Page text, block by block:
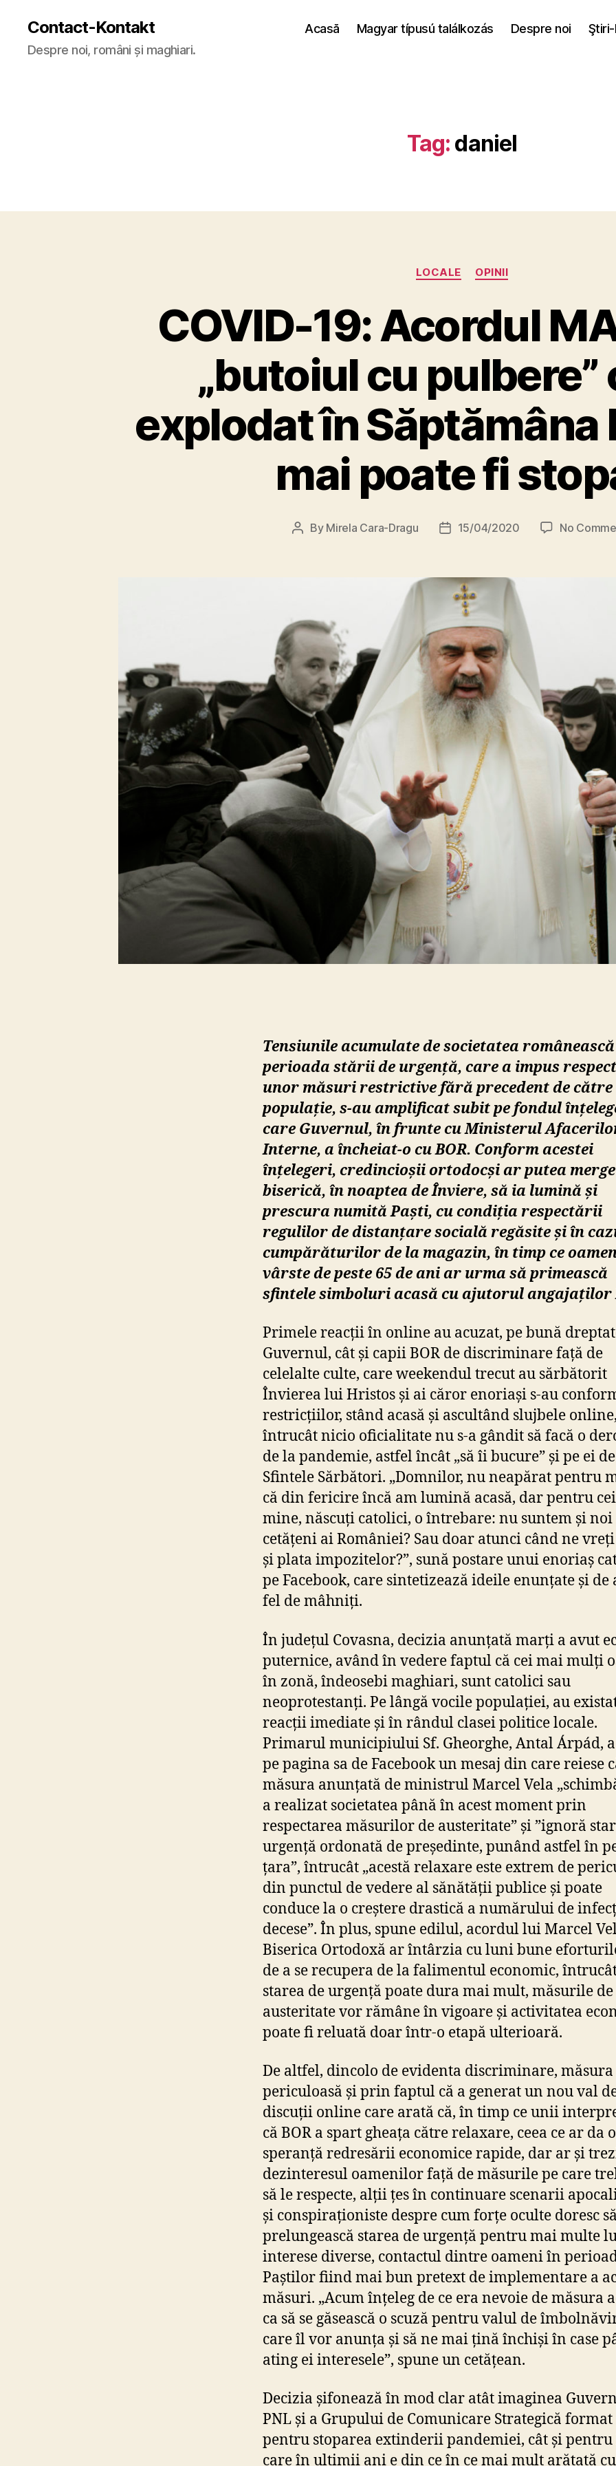
Contact-Kontakt
Despre noi, români și maghiari.
Acasă Magyar típusú találkozás Despre noi
Tag: daniel
Categories
LOCALE OPINII
COVID-19: Acordul
„butoiul cu pulbere”
explodat în Săptămâna
mai poate fi
Post
By Mirela Cara-Dragu
Post15/04/2020 No
Tensiunile acumulate de societatea
perioada stării de urgență, care a impus
unor măsuri restrictive fără precedent de către
populație, s-au amplificat subit pe fondul
care Guvernul, în frunte cu Ministerul
Interne, a încheiat-o cu BOR. Conform acestei
înțelegeri, credincioșii ortodocși ar putea
biserică, în noaptea de Înviere, să ia lumină și
prescura numită Paști, cu condiția respectării
regulilor de distanțare socială regăsite și în
cumpărăturilor de la magazin, în timp ce
vârste de peste 65 de ani ar urma să primească
sfintele simboluri acasă cu ajutorul angajaților
Primele reacții în online au acuzat, pe bună
Guvernul, cât și capii BOR de discriminare față de
celelalte culte, care weekendul trecut au sărbătorit
Învierea lui Hristos și ai căror enoriași s-au
restricțiilor, stând acasă și ascultând slujbele online,
întrucât nicio oficialitate nu s-a gândit să facă o
de la pandemie, astfel încât „să îi bucure” și pe ei de
Sfintele Sărbători. „Domnilor, nu neapărat pentru
că din fericire încă am lumină acasă, dar pentru
mine, născuți catolici, o întrebare: nu suntem și noi
cetățeni ai României? Sau doar atunci când ne
și plata impozitelor?”, sună postare unui enoriaș
pe Facebook, care sintetizează ideile enunțate și
fel de mâhniți.
În județul Covasna, decizia anunțată marți a avut
puternice, având în vedere faptul că cei mai mulți
în zonă, îndeosebi maghiari, sunt catolici sau
neoprotestanți. Pe lângă vocile populației, au
reacții imediate și în rândul clasei politice locale.
Primarul municipiului Sf. Gheorghe, Antal Árpád,
pe pagina sa de Facebook un mesaj din care reiese
măsura anunțată de ministrul Marcel Vela
a realizat societatea până în acest moment prin
respectarea măsurilor de austeritate” și ”ignoră
urgență ordonată de președinte, punând astfel în
țara”, întrucât „acestă relaxare este extrem de
din punctul de vedere al sănătății publice și poate
conduce la o creștere drastică a numărului de
decese”. În plus, spune edilul, acordul lui Marcel
Biserica Ortodoxă ar întârzia cu luni bune
de a se recupera de la falimentul economic,
starea de urgență poate dura mai mult, măsurile de
austeritate vor rămâne în vigoare și activitatea
poate fi reluată doar într-o etapă ulterioară.
De altfel, dincolo de evidenta discriminare, măsura
periculoasă și prin faptul că a generat un nou val
discuții online care arată că, în timp ce unii
că BOR a spart gheața către relaxare, ceea ce ar da o
speranță redresării economice rapide, dar ar și
dezinteresul oamenilor față de măsurile pe care
să le respecte, alții țes în continuare scenarii
și conspiraționiste despre cum forțe oculte doresc să
prelungească starea de urgență pentru mai multe
interese diverse, contactul dintre oameni în
Paștilor fiind mai bun pretext de implementare a
măsuri. „Acum înțeleg de ce era nevoie de măsura
ca să se găsească o scuză pentru valul de
care îl vor anunța și să ne mai țină închiși în case
ating ei interesele”, spune un cetățean.
Decizia șifonează în mod clar atât imaginea
PNL și a Grupului de Comunicare Strategică format
pentru stoparea extinderii pandemiei, cât și pentru
care în ultimii ani e din ce în ce mai mult arătată cu